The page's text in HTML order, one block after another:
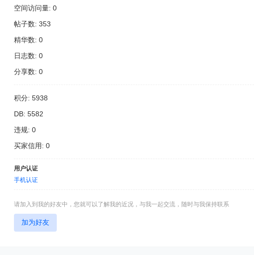
空间访问量: 0
帖子数: 353
精华数: 0
日志数: 0
分享数: 0
积分: 5938
DB: 5582
违规: 0
买家信用: 0
用户认证
手机认证
请加入到我的好友中，您就可以了解我的近况，与我一起交流，随时与我保持联系
加为好友